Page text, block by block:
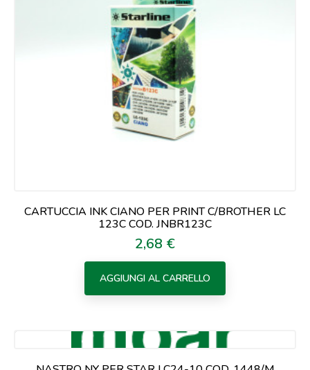
CARTUCCIA INK CIANO PER PRINT C/BROTHER LC
123C COD. JNBR123C
Prezzo
2,68 €
AGGIUNGI AL CARRELLO